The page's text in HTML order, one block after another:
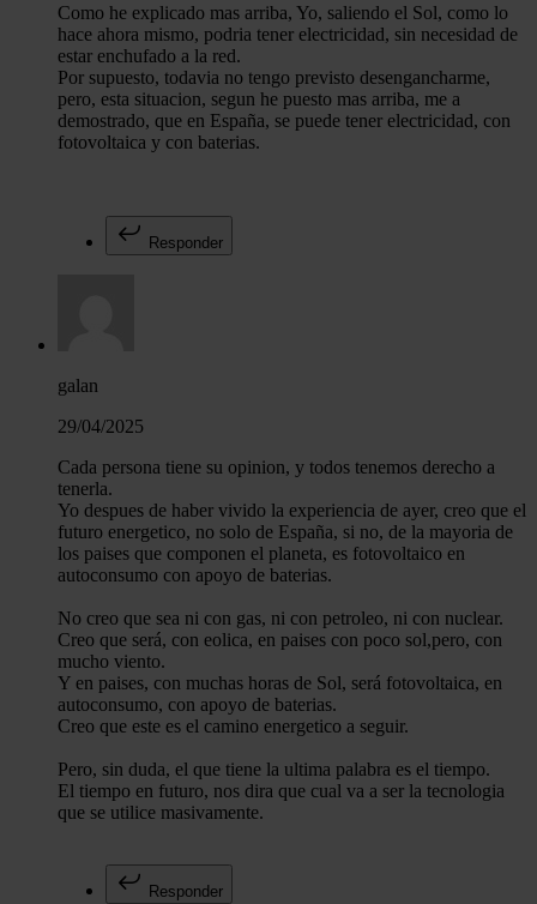
Como he explicado mas arriba, Yo, saliendo el Sol, como lo
hace ahora mismo, podria tener electricidad, sin necesidad de
estar enchufado a la red.
Por supuesto, todavia no tengo previsto desengancharme,
pero, esta situacion, segun he puesto mas arriba, me a
demostrado, que en España, se puede tener electricidad, con
fotovoltaica y con baterias.
Responder
galan
29/04/2025
Cada persona tiene su opinion, y todos tenemos derecho a
tenerla.
Yo despues de haber vivido la experiencia de ayer, creo que el
futuro energetico, no solo de España, si no, de la mayoria de
los paises que componen el planeta, es fotovoltaico en
autoconsumo con apoyo de baterias.
No creo que sea ni con gas, ni con petroleo, ni con nuclear.
Creo que será, con eolica, en paises con poco sol,pero, con
mucho viento.
Y en paises, con muchas horas de Sol, será fotovoltaica, en
autoconsumo, con apoyo de baterias.
Creo que este es el camino energetico a seguir.
Pero, sin duda, el que tiene la ultima palabra es el tiempo.
El tiempo en futuro, nos dira que cual va a ser la tecnologia
que se utilice masivamente.
Responder